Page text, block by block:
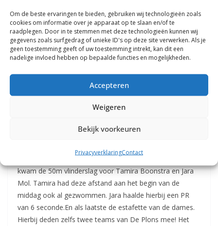
Om de beste ervaringen te bieden, gebruiken wij technologieën zoals
cookies om informatie over je apparaat op te slaan en/of te
raadplegen. Door in te stemmen met deze technologieën kunnen wij
gegevens zoals surfgedrag of unieke ID's op deze site verwerken. Als je
geen toestemming geeft of uw toestemming intrekt, kan dit een
nadelige invloed hebben op bepaalde functies en mogelijkheden.
Accepteren
Weigeren
Bekijk voorkeuren
PrivacyverklaringContact
Daarna was de familie strijd tussen Iva en Nila Mol, ze
moesten de 100m rugcrawl zwemmen. Allebei hadden ze
nog geen tijd op papier staan. Nila heeft deze race
gewonnen, allebei hebben ze een hele mooie tijd
neergezet.Teun de Bruin en Benthe Brinker zwommen de
25 m vrije slag. Benthe had nog geen tijd staan, maar na
vandaag heeft ze een top tijd achter haar naam staan!
Teun had in zijn eerste wedstrijd deze afstand ook
een dikke PR van 2 seconde!!Dat Lars van der Weide goed
Hij zwom maar liefst 5 seconden van zijn PR af.Daarna
kwam de 50m vlinderslag voor Tamira Boonstra en Jara
Mol. Tamira had deze afstand aan het begin van de
middag ook al gezwommen. Jara haalde hierbij een PR
van 6 seconde.En als laatste de estafette van de dames.
Hierbij deden zelfs twee teams van De Plons mee! Het